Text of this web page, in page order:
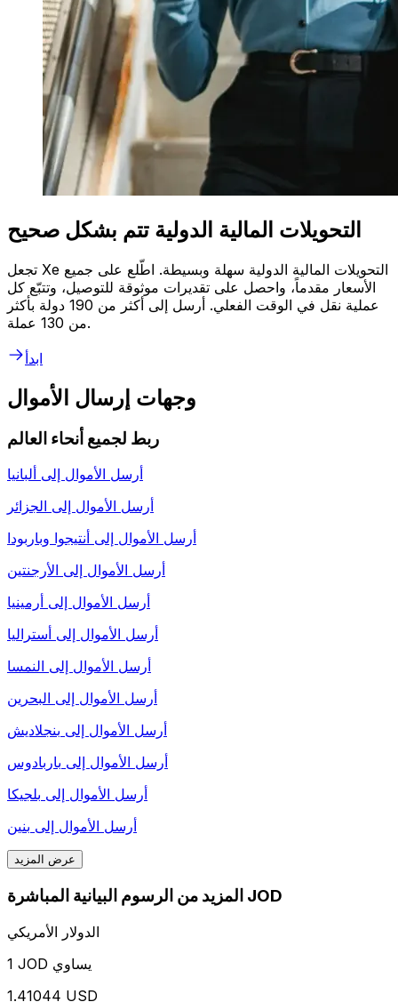
التحويلات المالية الدولية تتم بشكل صحيح
تجعل Xe التحويلات المالية الدولية سهلة وبسيطة. اطّلع على جميع
الأسعار مقدماً، واحصل على تقديرات موثوقة للتوصيل، وتتبّع كل
عملية نقل في الوقت الفعلي. أرسل إلى أكثر من 190 دولة بأكثر
من 130 عملة.
ابدأ
وجهات إرسال الأموال
ربط لجميع أنحاء العالم
أرسل الأموال إلى ألبانيا
أرسل الأموال إلى الجزائر
أرسل الأموال إلى أنتيجوا وباربودا
أرسل الأموال إلى الأرجنتين
أرسل الأموال إلى أرمينيا
أرسل الأموال إلى أستراليا
أرسل الأموال إلى النمسا
أرسل الأموال إلى البحرين
أرسل الأموال إلى بنجلاديش
أرسل الأموال إلى باربادوس
أرسل الأموال إلى بلجيكا
أرسل الأموال إلى بنين
عرض المزيد
المزيد من الرسوم البيانية المباشرة JOD
الدولار الأمريكي
1 JOD يساوي
1.41044 USD